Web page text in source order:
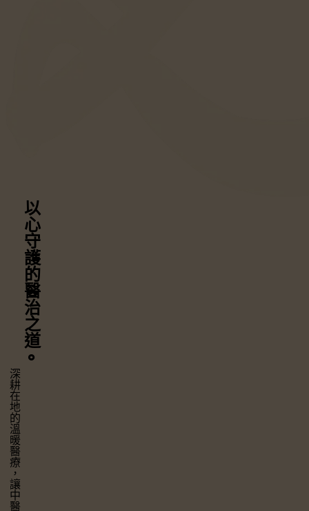
以心守護
的醫治之道
⚬
深耕在地的溫暖醫療，